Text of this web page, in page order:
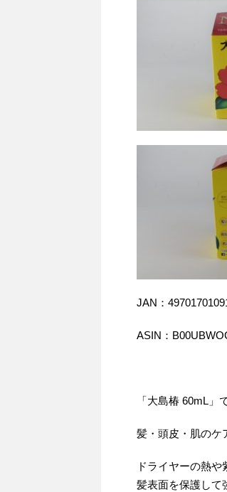
JAN：
ASIN：
「大島椿 60mL」
髪・頭皮・肌のケ
ドライヤーの熱
髪表面を保護して